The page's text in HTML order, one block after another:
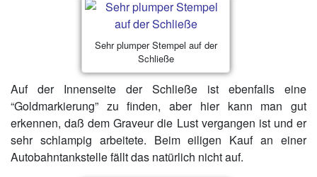
Sehr plumper Stempel auf der
Schließe
Auf der Innenseite der Schließe ist ebenfalls eine
“Goldmarkierung” zu finden, aber hier kann man gut
erkennen, daß dem Graveur die Lust vergangen ist und er
sehr schlampig arbeitete. Beim eiligen Kauf an einer
Autobahntankstelle fällt das natürlich nicht auf.